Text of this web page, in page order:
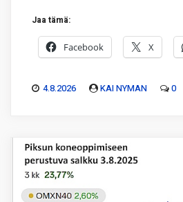
Jaa tämä:
Facebook X
4.8.2026 KAI NYMAN 0